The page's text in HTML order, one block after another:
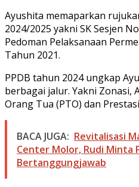
Ayushita memaparkan
2024/2025 yakni SK Sesjen
Pedoman Pelaksanaan
Tahun 2021.
PPDB tahun 2024 ungkap
berbagai jalur. Yakni Zonasi,
Orang Tua (PTO) dan
BACA JUGA: Revitalisasi
Center Molor, Rudi Minta
Bertanggungjawab